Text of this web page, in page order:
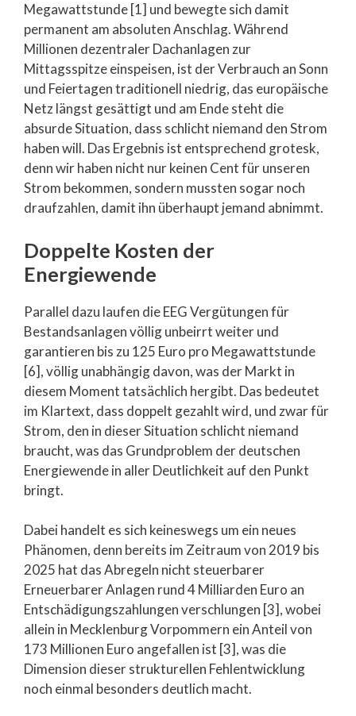
Megawattstunde [1] und bewegte sich damit
permanent am absoluten Anschlag. Während
Millionen dezentraler Dachanlagen zur
Mittagsspitze einspeisen, ist der Verbrauch an Sonn
und Feiertagen traditionell niedrig, das europäische
Netz längst gesättigt und am Ende steht die
absurde Situation, dass schlicht niemand den Strom
haben will. Das Ergebnis ist entsprechend grotesk,
denn wir haben nicht nur keinen Cent für unseren
Strom bekommen, sondern mussten sogar noch
draufzahlen, damit ihn überhaupt jemand abnimmt.
Doppelte Kosten der
Energiewende
Parallel dazu laufen die EEG Vergütungen für
Bestandsanlagen völlig unbeirrt weiter und
garantieren bis zu 125 Euro pro Megawattstunde
[6], völlig unabhängig davon, was der Markt in
diesem Moment tatsächlich hergibt. Das bedeutet
im Klartext, dass doppelt gezahlt wird, und zwar für
Strom, den in dieser Situation schlicht niemand
braucht, was das Grundproblem der deutschen
Energiewende in aller Deutlichkeit auf den Punkt
bringt.
Dabei handelt es sich keineswegs um ein neues
Phänomen, denn bereits im Zeitraum von 2019 bis
2025 hat das Abregeln nicht steuerbarer
Erneuerbarer Anlagen rund 4 Milliarden Euro an
Entschädigungszahlungen verschlungen [3], wobei
allein in Mecklenburg Vorpommern ein Anteil von
173 Millionen Euro angefallen ist [3], was die
Dimension dieser strukturellen Fehlentwicklung
noch einmal besonders deutlich macht.